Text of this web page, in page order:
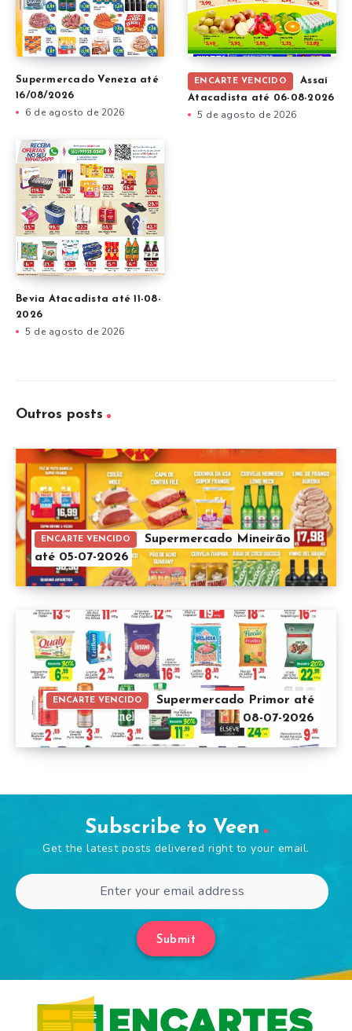
Supermercado Veneza até
16/08/2026
6 de agosto de 2026
ENCARTE VENCIDO
Assaí
Atacadista até 06-08-2026
5 de agosto de 2026
Bevia Atacadista até 11-08-
2026
5 de agosto de 2026
Outros posts
ENCARTE VENCIDO
Supermercado Mineirão
até 05-07-2026
ENCARTE VENCIDO
Supermercado Primor até
08-07-2026
Subscribe to Veen
Get the latest posts delivered right to your email.
Submit